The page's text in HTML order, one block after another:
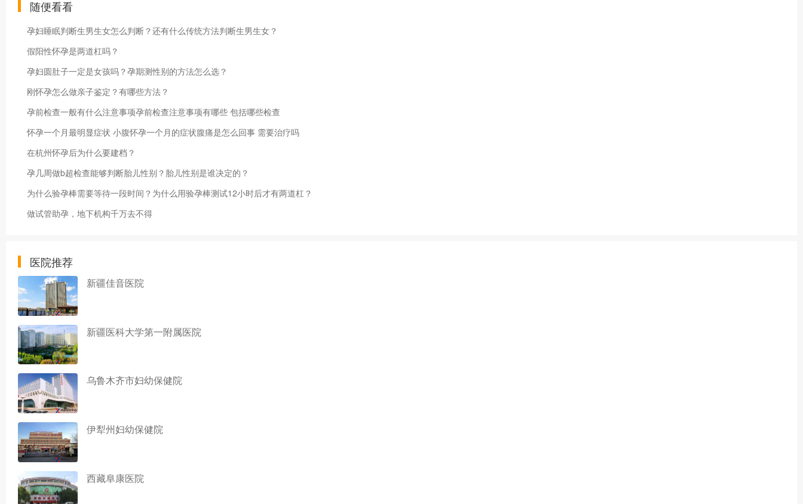
随便看看
孕妇睡眠判断生男生女怎么判断？还有什么传统方法判断生男生女？
假阳性怀孕是两道杠吗？
孕妇圆肚子一定是女孩吗？孕期测性别的方法怎么选？
刚怀孕怎么做亲子鉴定？有哪些方法？
孕前检查一般有什么注意事项孕前检查注意事项有哪些 包括哪些检查
怀孕一个月最明显症状 小腹怀孕一个月的症状腹痛是怎么回事 需要治疗吗
在杭州怀孕后为什么要建档？
孕几周做b超检查能够判断胎儿性别？胎儿性别是谁决定的？
为什么验孕棒需要等待一段时间？为什么用验孕棒测试12小时后才有两道杠？
做试管助孕，地下机构千万去不得
医院推荐
新疆佳音医院
新疆医科大学第一附属医院
乌鲁木齐市妇幼保健院
伊犁州妇幼保健院
西藏阜康医院